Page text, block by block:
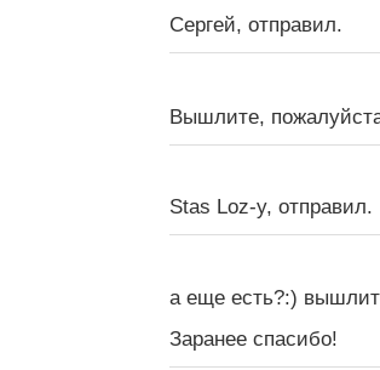
Сергей, отправил.
Вышлите,
Stas Loz-y, отправил.
а еще есть?:)
Заранее спасибо!